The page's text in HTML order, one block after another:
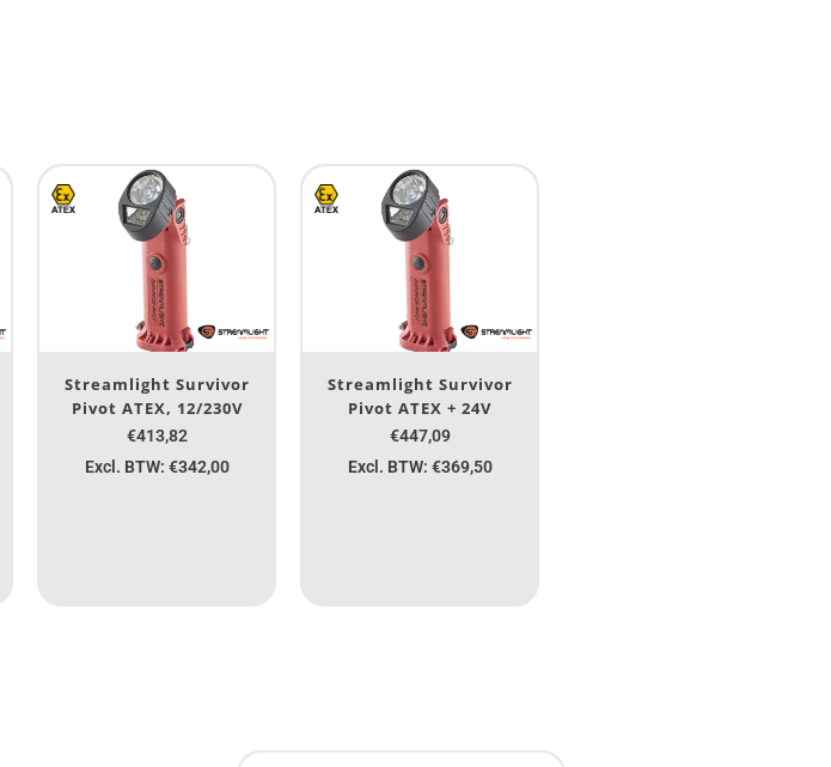
Streamlight Survivor
Pivot ATEX, 12/230V
€413,82
Excl. BTW: €342,00
Streamlight Survivor
Pivot ATEX + 24V
€447,09
Excl. BTW: €369,50